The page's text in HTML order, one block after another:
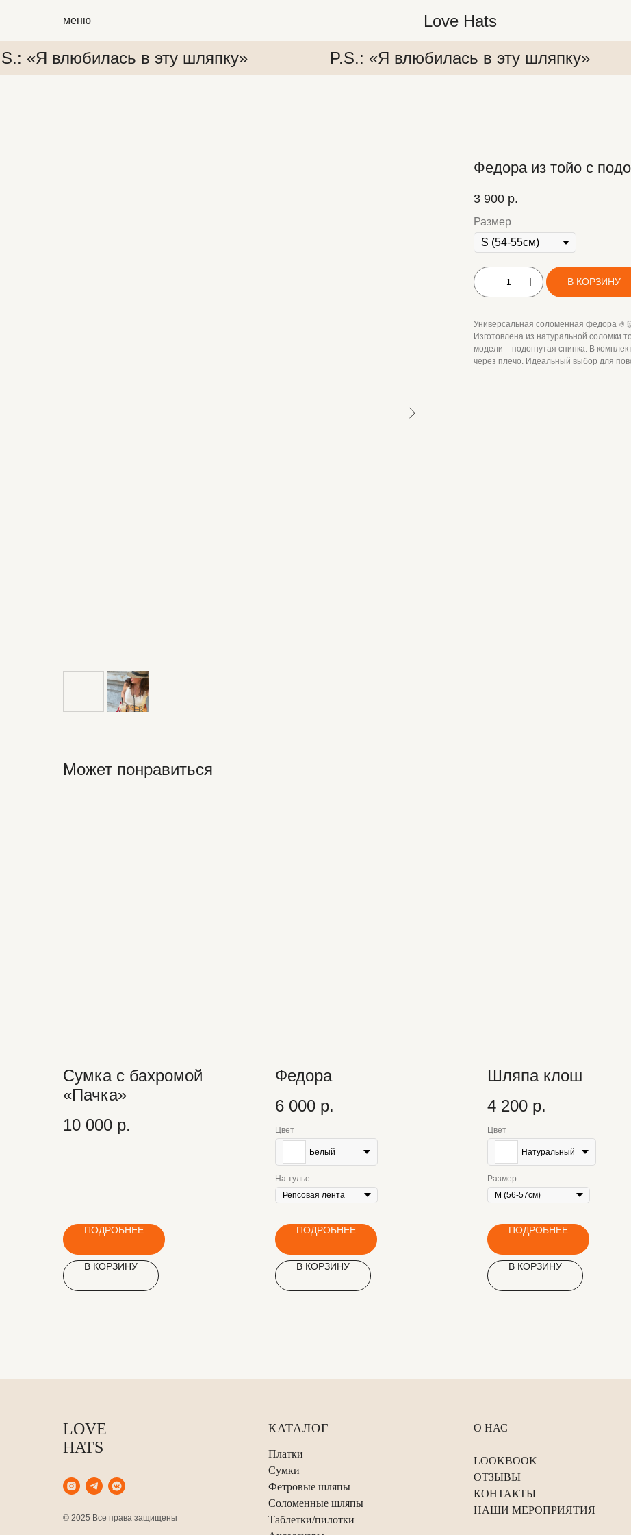
Love Hats
меню
P.S.: «Я влюбилась в эту шляпку»
«Я влюбилась в эту шляпку»
P.S.: «Я влюбилась в эту шляпку»
Федора из тойо с
3 900 р.
Размер
В КОРЗИНУ
Универсальная соломенная федора
Изготовлена из натуральной соломки
модели – подогнутая спинка. В
через плечо. Идеальный выбор для
Может понравиться
Cумка с бахромой
«Пачка»
10 000 р.
ПОДРОБНЕЕ
В КОРЗИНУ
Федора
6 000 р.
Цвет
Белый
На тулье
ПОДРОБНЕЕ
В КОРЗИНУ
Шляпа клош
4 200 р.
Цвет
Натуральный
Размер
ПОДРОБНЕЕ
В КОРЗИНУ
LOVE
HATS
© 2025 Все права защищены
КАТАЛОГ
Платки
Сумки
Фетровые шляпы
Соломенные шляпы
Таблетки/пилотки
О НАС
LOOKBOOK
ОТЗЫВЫ
КОНТАКТЫ
НАШИ МЕРОПРИЯТИЯ